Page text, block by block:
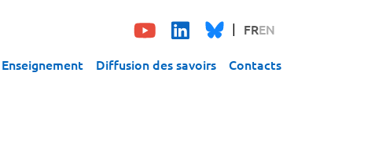
FREN
Enseignement Diffusion des savoirs Contacts